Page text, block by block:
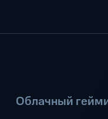
Облачный